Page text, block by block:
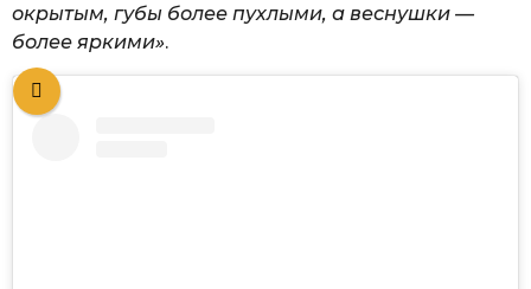
окрытым, губы более пухлыми, а веснушки —
более яркими».